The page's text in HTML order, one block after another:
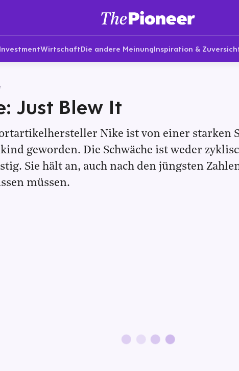
InvestmentWirtschaftDie andere MeinungInspiration &
Just Blew It
Nike ist von einer starken
geworden. Die Schwäche ist weder
Sie hält an, auch nach den jüngsten
müssen.